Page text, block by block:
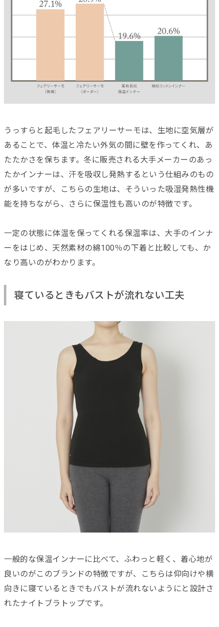
うっすらと起毛したフェアリーサーモは、生地に空気層が
あることで、体温と冷たい外気の間に壁を作ってくれ、あ
たたかさを保ちます。冬に販売される大手メーカーのあっ
たかインナーは、汗を吸収し発熱するという仕組みのもの
が多いですが、こちらの生地は、そういった吸湿発熱性機
能を持ちながら、さらに保温性も高いのが特徴です。
一定の状態に体温を保ってくれる保温率は、大手のインナ
ーをはじめ、天然素材の綿100％の下着と比較しても、か
なり高いのがわかります。
寝ているときもバストが流れない工夫
一般的な保温インナーに比べて、ふわっと軽く、着心地が
良いのがこのブランドの特徴ですが、こちらは仰向けや横
向きに寝ているときでもバストが流れないようにと設計さ
れたナイトブラトップです。